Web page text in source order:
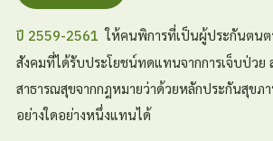
ปี 2559-2561 ให้คนพิการที่เป็นผู้ประกันตน
สังคมที่ได้รับประโยชน์ทดแทนจากการเจ็บป่วย
สาธารณสุขจากกฎหมายว่าด้วยหลักประกันสุขภ
อย่างใดอย่างหนึ่งแทนได้